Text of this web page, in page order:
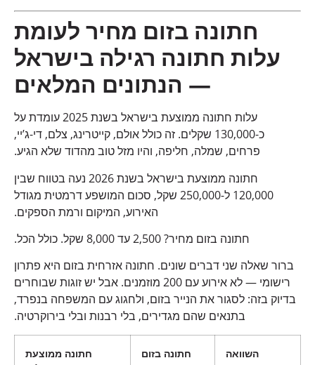
חתונה בזום מחיר לעומת
עלות חתונה רגילה בישראל
— הנתונים המלאים
עלות חתונה ממוצעת בישראל בשנת 2025 עומדת על
כ-130,000 שקלים. זה כולל אולם, קייטרינג, צלם, די-ג’יי,
פרחים, שמלה, חליפה, והיו מזל טוב מהדוד שלא הגיע.
חתונה ממוצעת בישראל בשנת 2026 נעה בטווח שבין
120,000 ל-250,000 שקל, סכום המושפע דרמטית מגודל
האירוע, המיקום ורמת הספקים.
חתונה בזום מחיר? 2,500 עד 8,000 שקל. כולל הכל.
ברור שאלה שני דברים שונים. חתונה אזרחית בזום היא פתרון
רישומי — לא אירוע עם 200 מוזמנים. אבל יש זוגות שבוחרים
בדיוק בזה: לסגור את הנייר בזום, ולחגוג עם המשפחה בנפרד,
בתנאים שהם מגדירים, בלי רבנות ובלי בירוקרטיה.
השוואה חתונה בזום
חתונה ממוצעת